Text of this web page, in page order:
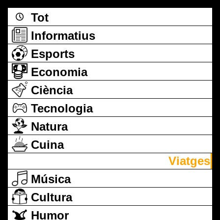
Tot
Informatius
Esports
Economia
Ciència
Tecnologia
Natura
Cuina
Viatges
Música
Cultura
Humor